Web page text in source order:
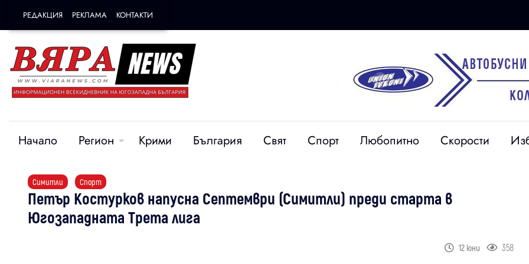
РЕДАКЦИЯ РЕКЛАМА КОНТАКТИ
Начало Регион Крими България Свят Спорт Любопитно Скорости
Симитли Спорт
Петър Костурков напусна Септември (Симитли) преди старта в
Югозападната Трета лига
12 юни 358